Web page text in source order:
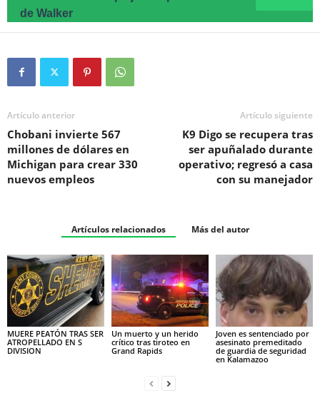
de Walker
Artículo anterior
Chobani invierte 567
millones de dólares en
Michigan para crear 330
nuevos empleos
Artículo siguiente
K9 Digo se recupera tras
ser apuñalado durante
operativo; regresó a casa
con su manejador
Artículos relacionados Más del autor
MUERE PEATÓN TRAS SER
ATROPELLADO EN S
DIVISION
Un muerto y un herido
crítico tras tiroteo en
Grand Rapids
Joven es sentenciado por
asesinato premeditado
de guardia de seguridad
en Kalamazoo